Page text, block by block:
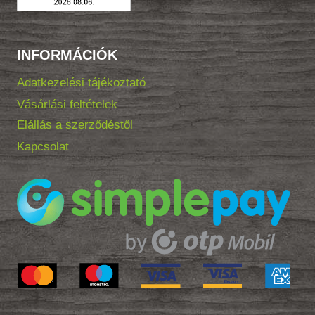
INFORMÁCIÓK
Adatkezelési tájékoztató
Vásárlási feltételek
Elállás a szerződéstől
Kapcsolat